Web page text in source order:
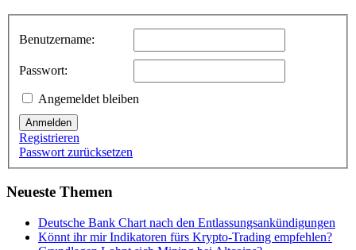
Benutzername:
Passwort:
Angemeldet bleiben
Anmelden
Registrieren
Passwort zurücksetzen
Neueste Themen
Deutsche Bank Chart nach den Entlassungsankündigungen
Könnt ihr mir Indikatoren fürs Krypto-Trading empfehlen?